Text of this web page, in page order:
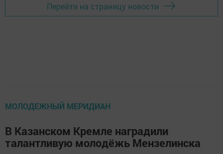
Перейти на страницу новости
МОЛОДЕЖНЫЙ МЕРИДИАН
В Казанском Кремле наградили
талантливую молодёжь Мензелинска